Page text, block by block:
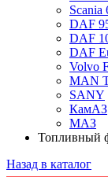
Scania
DAF
DAF
DAF
Volvo
MAN
SANY
КамАЗ
МАЗ
Топливный
Назад в каталог